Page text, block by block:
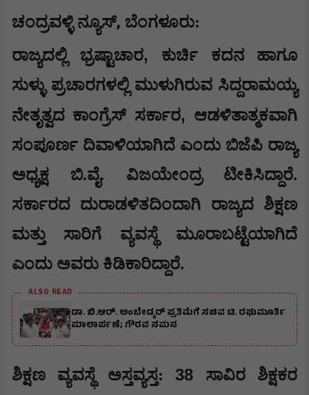
ಚಂದ್ರವಳ್ಳಿ ನ್ಯೂಸ್, ​ಬೆಂಗಳೂರು:
ರಾಜ್ಯದಲ್ಲಿ ಭ್ರಷ್ಟಾಚಾರ, ಕುರ್ಚಿ ಕದನ ಹಾಗೂ
ಸುಳ್ಳು ಪ್ರಚಾರಗಳಲ್ಲಿ ಮುಳುಗಿರುವ ಸಿದ್ದರಾಮಯ್ಯ
ನೇತೃತ್ವದ ಕಾಂಗ್ರೆಸ್ ಸರ್ಕಾರ, ಆಡಳಿತಾತ್ಮಕವಾಗಿ
ಸಂಪೂರ್ಣ ದಿವಾಳಿಯಾಗಿದೆ ಎಂದು ಬಿಜೆಪಿ ರಾಜ್ಯ
ಅಧ್ಯಕ್ಷ ಬಿ.ವೈ. ವಿಜಯೇಂದ್ರ ಟೀಕಿಸಿದ್ದಾರೆ.
ಸರ್ಕಾರದ ದುರಾಡಳಿತದಿಂದಾಗಿ ರಾಜ್ಯದ ಶಿಕ್ಷಣ
ಮತ್ತು ಸಾರಿಗೆ ವ್ಯವಸ್ಥೆ ಮೂರಾಬಟ್ಟೆಯಾಗಿದೆ
ಎಂದು ಅವರು ಕಿಡಿಕಾರಿದ್ದಾರೆ.
ALSO READ
ಡಾ. ಬಿ.ಆರ್. ಅಂಬೇಡ್ಕರ್ ಪ್ರತಿಮೆಗೆ ಸಚಿವ ಟಿ. ರಘುಮೂರ್ತಿ
ಮಾಲಾರ್ಪಣೆ; ಗೌರವ ನಮನ
​ಶಿಕ್ಷಣ ವ್ಯವಸ್ಥೆ ಅಸ್ತವ್ಯಸ್ತ:38 ಸಾವಿರ ಶಿಕ್ಷಕರ